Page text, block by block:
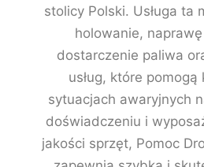
stolicy Polski. Usługa ta
holowanie,
dostarczenie paliwa
usług, które
sytuacjach awaryjnych
doświadczeniu i
jakości sprzęt, Pomoc